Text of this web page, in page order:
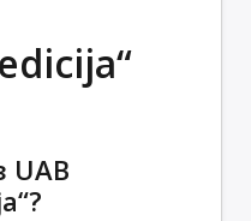
UAB